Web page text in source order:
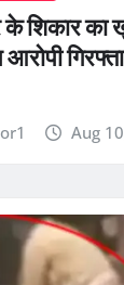
के शिकार का
आरोपी
Aug